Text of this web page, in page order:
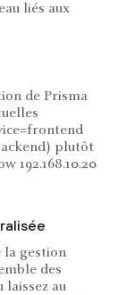
liés aux
de Prisma
plutôt
192.168.10.20
la gestion
des
laissez au